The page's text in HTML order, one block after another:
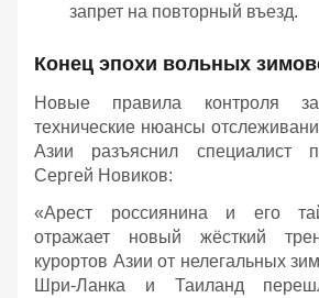
запрет на повторный въезд.
Конец эпохи вольных
Новые правила контроля
технические нюансы
Азии разъяснил специалист
Сергей Новиков:
«Арест россиянина и его
отражает новый жёсткий
курортов Азии от нелегальных
Шри-Ланка и Таиланд